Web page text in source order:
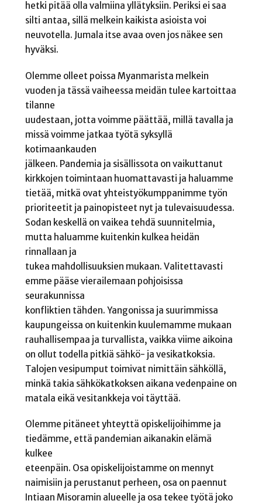
hetki pitää olla valmiina yllätyksiin. Periksi ei saa
silti antaa, sillä melkein kaikista asioista voi
neuvotella. Jumala itse avaa oven jos näkee sen
hyväksi.
Olemme olleet poissa Myanmarista melkein
vuoden ja tässä vaiheessa meidän tulee kartoittaa
tilanne
uudestaan, jotta voimme päättää, millä tavalla ja
missä voimme jatkaa työtä syksyllä
kotimaankauden
jälkeen. Pandemia ja sisällissota on vaikuttanut
kirkkojen toimintaan huomattavasti ja haluamme
tietää, mitkä ovat yhteistyökumppanimme työn
prioriteetit ja painopisteet nyt ja tulevaisuudessa.
Sodan keskellä on vaikea tehdä suunnitelmia,
mutta haluamme kuitenkin kulkea heidän
rinnallaan ja
tukea mahdollisuuksien mukaan. Valitettavasti
emme pääse vierailemaan pohjoisissa
seurakunnissa
konfliktien tähden. Yangonissa ja suurimmissa
kaupungeissa on kuitenkin kuulemamme mukaan
rauhallisempaa ja turvallista, vaikka viime aikoina
on ollut todella pitkiä sähkö- ja vesikatkoksia.
Talojen vesipumput toimivat nimittäin sähköllä,
minkä takia sähkökatkoksen aikana vedenpaine on
matala eikä vesitankkeja voi täyttää.
Olemme pitäneet yhteyttä opiskelijoihimme ja
tiedämme, että pandemian aikanakin elämä
kulkee
eteenpäin. Osa opiskelijoistamme on mennyt
naimisiin ja perustanut perheen, osa on paennut
Intiaan Misoramin alueelle ja osa tekee työtä joko